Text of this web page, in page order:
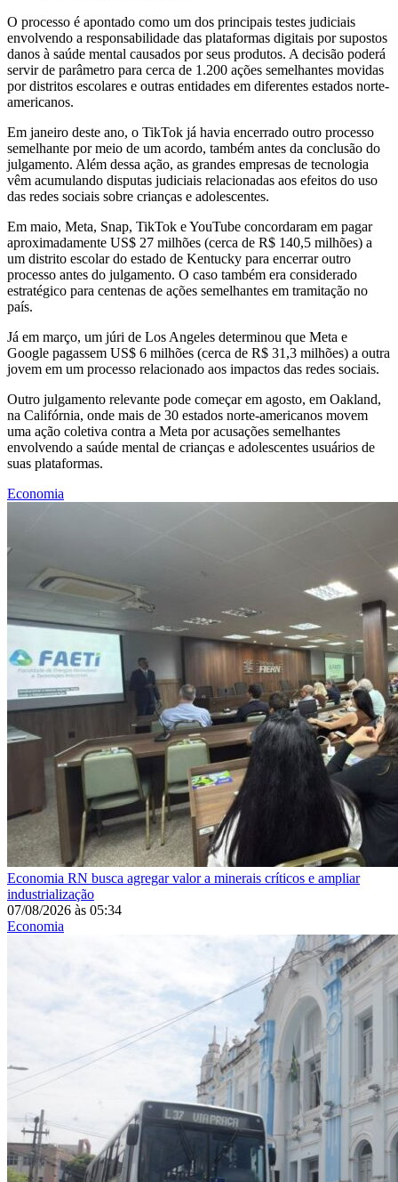
O processo é apontado como um dos principais testes judiciais
envolvendo a responsabilidade das plataformas digitais por supostos
danos à saúde mental causados por seus produtos. A decisão poderá
servir de parâmetro para cerca de 1.200 ações semelhantes movidas
por distritos escolares e outras entidades em diferentes estados norte-
americanos.
Em janeiro deste ano, o TikTok já havia encerrado outro processo
semelhante por meio de um acordo, também antes da conclusão do
julgamento. Além dessa ação, as grandes empresas de tecnologia
vêm acumulando disputas judiciais relacionadas aos efeitos do uso
das redes sociais sobre crianças e adolescentes.
Em maio, Meta, Snap, TikTok e YouTube concordaram em pagar
aproximadamente US$ 27 milhões (cerca de R$ 140,5 milhões) a
um distrito escolar do estado de Kentucky para encerrar outro
processo antes do julgamento. O caso também era considerado
estratégico para centenas de ações semelhantes em tramitação no
país.
Já em março, um júri de Los Angeles determinou que Meta e
Google pagassem US$ 6 milhões (cerca de R$ 31,3 milhões) a outra
jovem em um processo relacionado aos impactos das redes sociais.
Outro julgamento relevante pode começar em agosto, em Oakland,
na Califórnia, onde mais de 30 estados norte-americanos movem
uma ação coletiva contra a Meta por acusações semelhantes
envolvendo a saúde mental de crianças e adolescentes usuários de
suas plataformas.
Economia
Economia RN busca agregar valor a minerais críticos e ampliar
industrialização
07/08/2026 às 05:34
Economia